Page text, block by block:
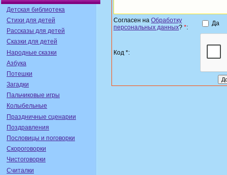
Детская библиотека
Стихи для детей
Рассказы для детей
Сказки для детей
Народные сказки
Азбука
Потешки
Загадки
Пальчиковые игры
Колыбельные
Праздничные сценарии
Поздравления
Пословицы и поговорки
Скороговорки
Чистоговорки
Считалки
Согласен на Обработку
персональных данных? *:
Да
Код *: